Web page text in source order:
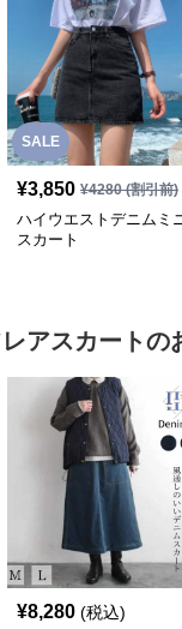
SALE
¥3,850 ¥4280(割引前)
ハイウエストデニムミ
スカート
アスカートの
¥8,280 (税込)